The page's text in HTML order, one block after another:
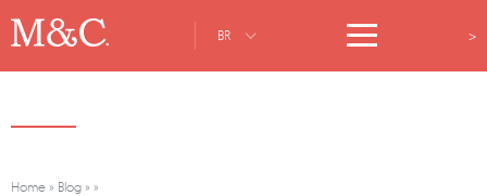
BR >
Home » Blog » »